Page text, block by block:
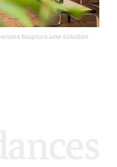
toujours une solution